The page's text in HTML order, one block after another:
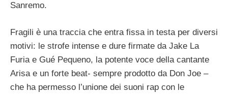
Sanremo.
Fragili è una traccia che entra fissa in testa per diversi
motivi: le strofe intense e dure firmate da Jake La
Furia e Gué Pequeno, la potente voce della cantante
Arisa e un forte beat- sempre prodotto da Don Joe –
che ha permesso l’unione dei suoni rap con le